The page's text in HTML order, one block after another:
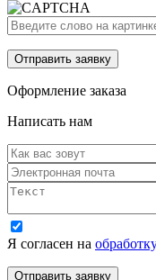
Оформление заказа
Написать нам
Я согласен на